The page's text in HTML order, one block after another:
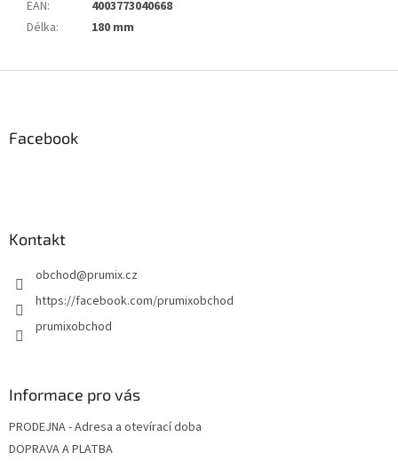
EAN:
4003773040668
Délka: 180 mm
Facebook
Kontakt
obchod@prumix.cz
https://facebook.com/prumixobchod
prumixobchod
Informace pro vás
PRODEJNA - Adresa a otevírací doba
DOPRAVA A PLATBA